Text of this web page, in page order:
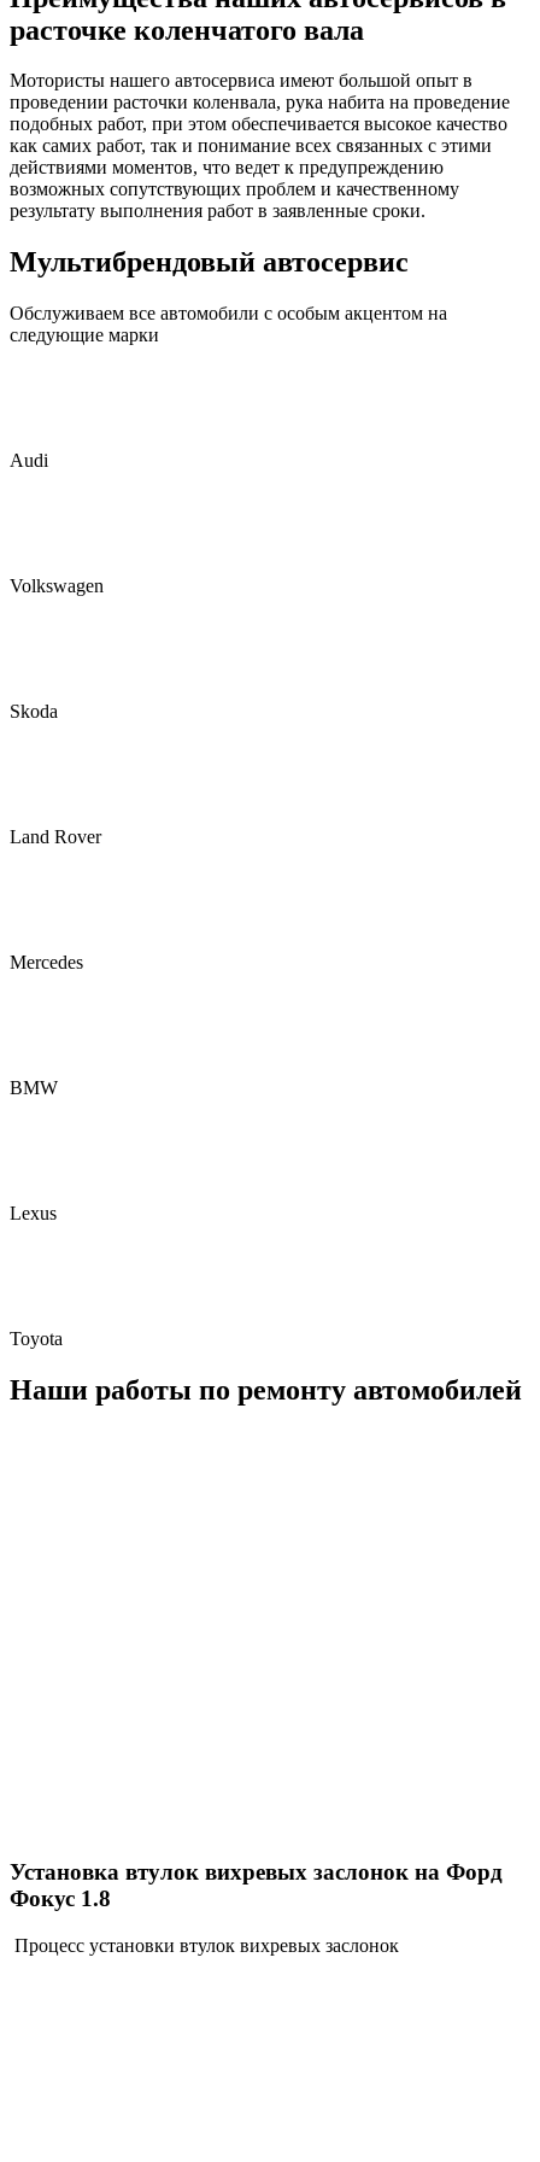
расточке коленчатого вала
Мотористы нашего автосервиса имеют большой опыт в
проведении расточки коленвала, рука набита на проведение
подобных работ, при этом обеспечивается высокое качество
как самих работ, так и понимание всех связанных с этими
действиями моментов, что ведет к предупреждению
возможных сопутствующих проблем и качественному
результату выполнения работ в заявленные сроки.
Мультибрендовый автосервис
Обслуживаем все автомобили с особым акцентом на
следующие марки
Audi
Volkswagen
Skoda
Land Rover
Mercedes
BMW
Lexus
Toyota
Наши работы по ремонту автомобилей
Установка втулок вихревых заслонок на Форд
Фокус 1.8
Процесс установки втулок вихревых заслонок